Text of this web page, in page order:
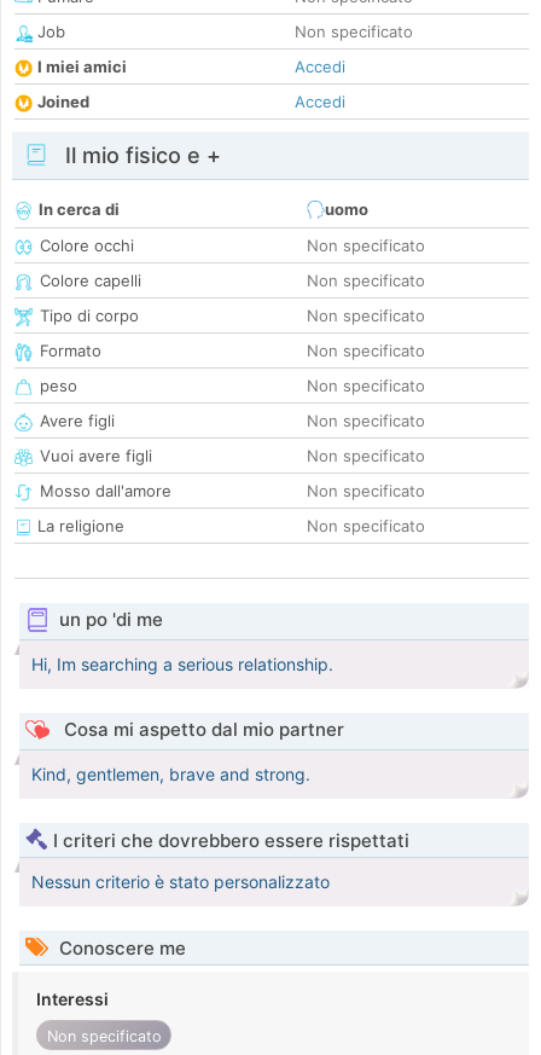
Job
Non specificato
I miei amici
Accedi
Joined
Accedi
Il mio fisico e +
In cerca di
uomo
Colore occhi
Non specificato
Colore capelli
Non specificato
Tipo di corpo
Non specificato
Formato
Non specificato
peso
Non specificato
Avere figli
Non specificato
Vuoi avere figli
Non specificato
Mosso dall'amore
Non specificato
La religione
Non specificato
un po 'di me
Hi, Im searching a serious relationship.
Cosa mi aspetto dal mio partner
Kind, gentlemen, brave and strong.
I criteri che dovrebbero essere rispettati
Nessun criterio è stato personalizzato
Conoscere me
Interessi
Non specificato